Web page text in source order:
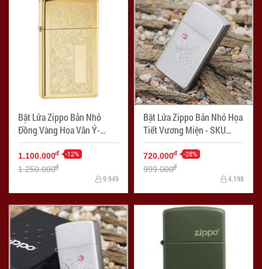
Bật Lửa Zippo Bản Nhỏ
Đồng Vàng Hoa Văn Ý-
Zippo SKU 1652B – Zippo
Slim Venetian Brass - Mã
SP: ZPC1865
1.100.000đ -12%
1.250.000đ
9.949
Bật Lửa Zippo Bản Nhỏ Họa
Tiết Vương Miện - SKU
24572 – Zippo Slim Queen
- Mã SP: ZPC1864
720.000đ -28%
999.000đ
4.198